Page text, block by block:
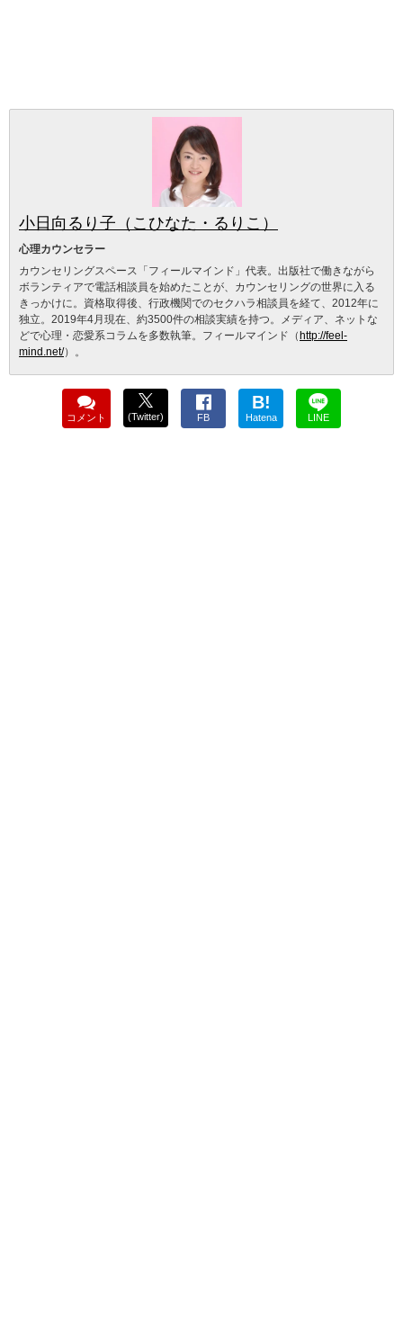
小日向るり子（こひなた・るりこ）
心理カウンセラー
カウンセリングスペース「フィールマインド」代表。出版社で働きながら
ボランティアで電話相談員を始めたことが、カウンセリングの世界に入る
きっかけに。資格取得後、行政機関でのセクハラ相談員を経て、2012年に
独立。2019年4月現在、約3500件の相談実績を持つ。メディア、ネットな
どで心理・恋愛系コラムを多数執筆。フィールマインド（ http://feel-
mind.net/）。
コメント (Twitter) FB
B!
Hatena LINE